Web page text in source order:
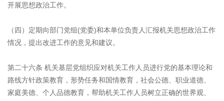
开展思想政治工作。
（四）定期向部门党组(党委)和本单位负责人汇报机关思想政治工作
情况，提出改进工作的意见和建议。
第二十六条 机关基层党组织应对机关工作人员进行党的基本理论和
路线方针政策教育，形势任务和国情教育，社会公德、职业道德、
家庭美德、个人品德教育，帮助机关工作人员树立正确的世界观、